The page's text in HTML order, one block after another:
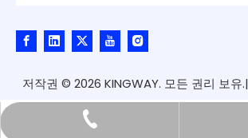
저작권 © 2026 KINGWAY. 모든 권리 보유.|